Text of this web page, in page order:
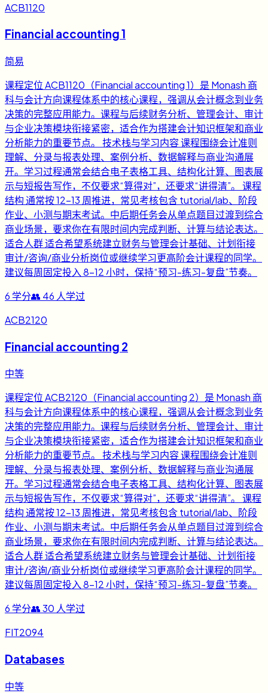
ACB1120
Financial accounting 1
简易
课程定位 ACB1120（Financial accounting 1）是 Monash 商
科与会计方向课程体系中的核心课程，强调从会计概念到业务
决策的完整应用能力。课程与后续财务分析、管理会计、审计
与企业决策模块衔接紧密，适合作为搭建会计知识框架和商业
分析能力的重要节点。 技术栈与学习内容 课程围绕会计准则
理解、分录与报表处理、案例分析、数据解释与商业沟通展
开。学习过程通常会结合电子表格工具、结构化计算、图表展
示与短报告写作，不仅要求“算得对”，还要求“讲得清”。 课程
结构 通常按 12-13 周推进，常见考核包含 tutorial/lab、阶段
作业、小测与期末考试。中后期任务会从单点题目过渡到综合
商业场景，要求你在有限时间内完成判断、计算与结论表达。
适合人群 适合希望系统建立财务与管理会计基础、计划衔接
审计/咨询/商业分析岗位或继续学习更高阶会计课程的同学。
建议每周固定投入 8-12 小时，保持“预习-练习-复盘”节奏。
6 学分👥 46 人学过
ACB2120
Financial accounting 2
中等
课程定位 ACB2120（Financial accounting 2）是 Monash 商
科与会计方向课程体系中的核心课程，强调从会计概念到业务
决策的完整应用能力。课程与后续财务分析、管理会计、审计
与企业决策模块衔接紧密，适合作为搭建会计知识框架和商业
分析能力的重要节点。 技术栈与学习内容 课程围绕会计准则
理解、分录与报表处理、案例分析、数据解释与商业沟通展
开。学习过程通常会结合电子表格工具、结构化计算、图表展
示与短报告写作，不仅要求“算得对”，还要求“讲得清”。 课程
结构 通常按 12-13 周推进，常见考核包含 tutorial/lab、阶段
作业、小测与期末考试。中后期任务会从单点题目过渡到综合
商业场景，要求你在有限时间内完成判断、计算与结论表达。
适合人群 适合希望系统建立财务与管理会计基础、计划衔接
审计/咨询/商业分析岗位或继续学习更高阶会计课程的同学。
建议每周固定投入 8-12 小时，保持“预习-练习-复盘”节奏。
6 学分👥30 人学过
FIT2094
Databases
中等